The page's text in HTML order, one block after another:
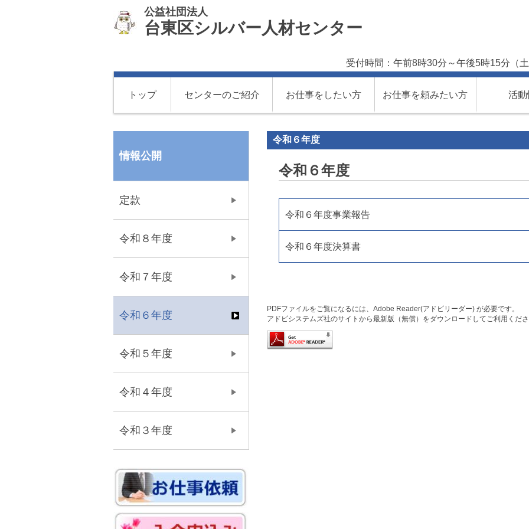
公益社団法人
台東区シルバー人材センター
受付時間：午前8時30分～午後5時15分（
トップ センターのご紹介 お仕事をしたい方 お仕事を頼みたい方 活
令和６年度
令和６年度
令和６年度事業報告
令和６年度決算書
PDFファイルをご覧になるには、Adobe Reader(アドビリーダー) が必要です。
アドビシステムズ社のサイトから最新版（無償）をダウンロードしてご利用くだ
情報公開
定款
令和８年度
令和７年度
令和６年度
令和５年度
令和４年度
令和３年度